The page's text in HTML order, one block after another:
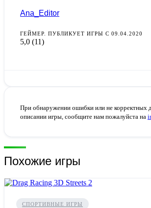
Ana_Editor
ГЕЙМЕР. ПУБЛИКУЕТ ИГРЫ С 09.04.2020
5,0 (11)
При обнаружении ошибки или не корректных
описании игры, сообщите нам пожалуйста на
Похожие игры
СПОРТИВНЫЕ ИГРЫ